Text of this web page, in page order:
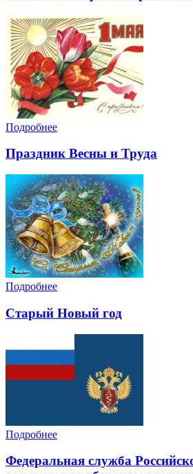
Подробнее
Праздник Весны и Труда
Подробнее
Старый Новый год
Подробнее
Федеральная служба